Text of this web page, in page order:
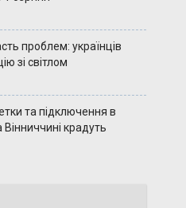
проблем: українців
зі світлом
та підключення в
Вінниччині крадуть